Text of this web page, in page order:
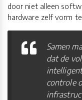
door niet alleen
hardware zelf vorm te
Samen
dat de
controle